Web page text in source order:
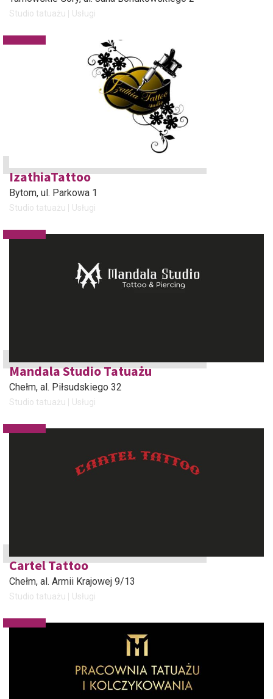
Studio tatuażu Usługi
IzathiaTattoo
Bytom, ul. Parkowa 1
Studio tatuażu Usługi
Mandala Studio Tatuażu
Chełm, al. Piłsudskiego 32
Studio tatuażu Usługi
Cartel Tattoo
Chełm, al. Armii Krajowej 9/13
Studio tatuażu Usługi